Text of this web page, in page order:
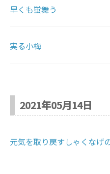
早くも蛍舞う
実る小梅
2021年05月14日
元気を取り戻すしゃくなげ